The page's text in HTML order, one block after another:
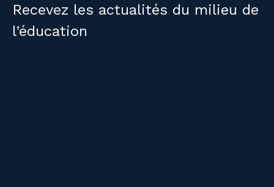
Recevez les actualités du milieu de
l’éducation